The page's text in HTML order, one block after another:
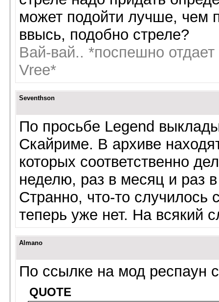
может подойти лучше, чем
ввысь, подобно стреле?
Вай-вай.. *поспешно
Vree*
Seventhson
По просьбе Legend
Скайриме. В архиве
которых соответственно
неделю, раз в месяц и раз в
Странно, что-то случилось
теперь уже нет. На всякий
Almano
По ссылке на мод респаун
QUOTE